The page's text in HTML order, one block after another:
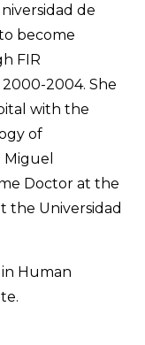
de
become
FIR
2004. She
with the
of
Doctor at the
the Universidad
in Human